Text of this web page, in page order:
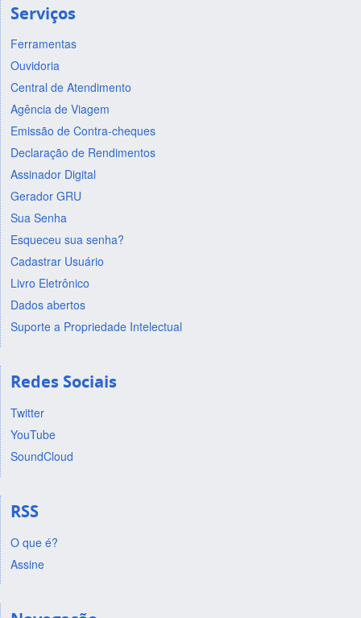
Serviços
Ferramentas
Ouvidoria
Central de Atendimento
Agência de Viagem
Emissão de Contra-cheques
Declaração de Rendimentos
Assinador Digital
Gerador GRU
Sua Senha
Esqueceu sua senha?
Cadastrar Usuário
Livro Eletrônico
Dados abertos
Suporte a Propriedade Intelectual
Redes Sociais
Twitter
YouTube
SoundCloud
RSS
O que é?
Assine